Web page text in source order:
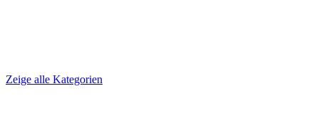
Zeige alle Kategorien